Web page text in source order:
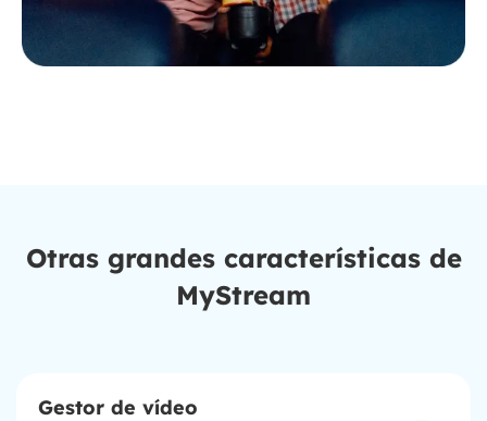
Otras grandes características de
MyStream
Gestor de vídeo